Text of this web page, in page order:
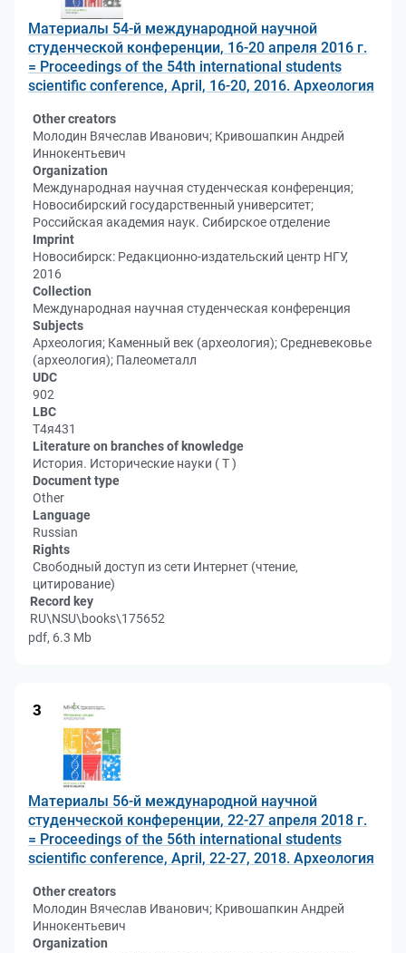
Материалы 54-й международной научной
студенческой конференции, 16-20 апреля 2016 г.
= Proceedings of the 54th international students
scientific conference, April, 16-20, 2016. Археология
Other creators
Молодин Вячеслав Иванович; Кривошапкин Андрей
Иннокентьевич
Organization
Международная научная студенческая конференция;
Новосибирский государственный университет;
Российская академия наук. Сибирское отделение
Imprint
Новосибирск: Редакционно-издательский центр НГУ,
2016
Collection
Международная научная студенческая конференция
Subjects
Археология; Каменный век (археология); Средневековье
(археология); Палеометалл
UDC
902
LBC
Т4я431
Literature on branches of knowledge
История. Исторические науки ( Т )
Document type
Other
Language
Russian
Rights
Свободный доступ из сети Интернет (чтение,
цитирование)
Record key
RU\NSU\books\175652
pdf, 6.3 Mb
3
Материалы 56-й международной научной
студенческой конференции, 22-27 апреля 2018 г.
= Proceedings of the 56th international students
scientific conference, April, 22-27, 2018. Археология
Other creators
Молодин Вячеслав Иванович; Кривошапкин Андрей
Иннокентьевич
Organization